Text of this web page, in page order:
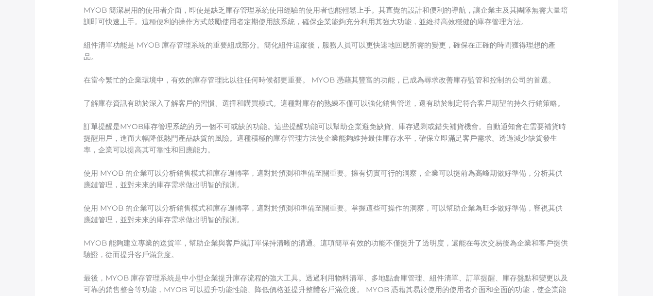
MYOB 簡潔易用的使用者介面，即使是缺乏庫存管理系統使用經驗的使用者也能輕鬆上手。其直覺的設計和便利的導航，讓企業主及其團隊無需大量培
訓即可快速上手。這種便利的操作方式鼓勵使用者定期使用該系統，確保企業能夠充分利用其強大功能，並維持高效穩健的庫存管理方法。
組件清單功能是 MYOB 庫存管理系統的重要組成部分。簡化組件追蹤後，服務人員可以更快速地回應所需的變更，確保在正確的時間獲得理想的產
品。
在當今繁忙的企業環境中，有效的庫存管理比以往任何時候都更重要。 MYOB 憑藉其豐富的功能，已成為尋求改善庫存監管和控制的公司的首選。
了解庫存資訊有助於深入了解客戶的習慣、選擇和購買模式。這種對庫存的熟練不僅可以強化銷售管道，還有助於制定符合客戶期望的持久行銷策略。
訂單提醒是MYOB庫存管理系統的另一個不可或缺的功能。這些提醒功能可以幫助企業避免缺貨、庫存過剩或錯失補貨機會。自動通知會在需要補貨時
提醒用戶，進而大幅降低熱門產品缺貨的風險。這種積極的庫存管理方法使企業能夠維持最佳庫存水平，確保立即滿足客戶需求。透過減少缺貨發生
率，企業可以提高其可靠性和回應能力。
使用 MYOB 的企業可以分析銷售模式和庫存週轉率，這對於預測和準備至關重要。擁有切實可行的洞察，企業可以提前為高峰期做好準備，分析其供
應鏈管理，並對未來的庫存需求做出明智的預測。
使用 MYOB 的企業可以分析銷售模式和庫存週轉率，這對於預測和準備至關重要。掌握這些可操作的洞察，可以幫助企業為旺季做好準備，審視其供
應鏈管理，並對未來的庫存需求做出明智的預測。
MYOB 能夠建立專業的送貨單，幫助企業與客戶就訂單保持清晰的溝通。這項簡單有效的功能不僅提升了透明度，還能在每次交易後為企業和客戶提供
驗證，從而提升客戶滿意度。
最後，MYOB 庫存管理系統是中小型企業提升庫存流程的強大工具。透過利用物料清單、多地點倉庫管理、組件清單、訂單提醒、庫存盤點和變更以及
可靠的銷售整合等功能，MYOB 可以提升功能性能、降低價格並提升整體客戶滿意度。 MYOB 憑藉其易於使用的使用者介面和全面的功能，使企業能